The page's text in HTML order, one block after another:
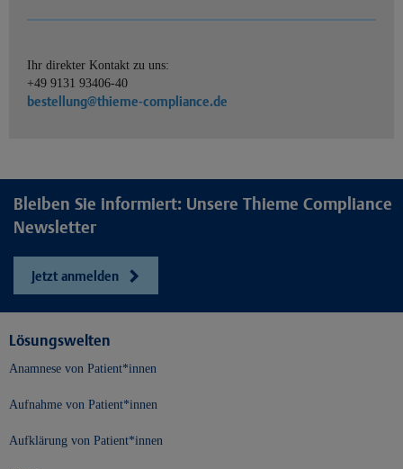
Ihr direkter Kontakt zu uns:
+49 9131 93406-40
bestellung@thieme-compliance.de
Bleiben Sie informiert: Unsere Thieme Compliance
Newsletter
Jetzt anmelden
Lösungswelten
Anamnese von Patient*innen
Aufnahme von Patient*innen
Aufklärung von Patient*innen